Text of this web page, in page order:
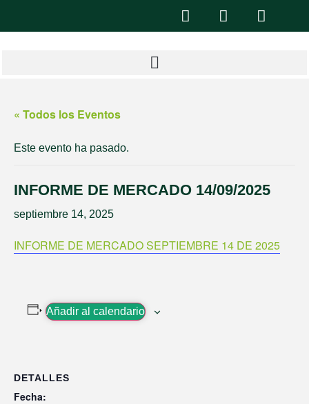
« Todos los Eventos
Este evento ha pasado.
INFORME DE MERCADO 14/09/2025
septiembre 14, 2025
INFORME DE MERCADO SEPTIEMBRE 14 DE 2025
Añadir al calendario
DETALLES
Fecha: